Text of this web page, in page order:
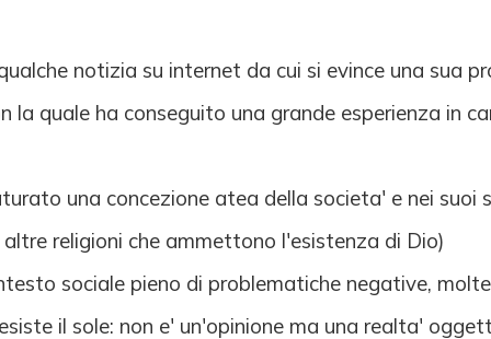
notizia su internet da cui si evince una sua
quale ha conseguito una grande esperienza in
una concezione atea della societa' e nei
religioni che ammettono l'esistenza di Dio)
sociale pieno di problematiche negative,
il sole: non e' un'opinione ma una realta'